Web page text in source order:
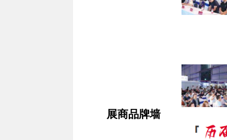
展商品牌墙